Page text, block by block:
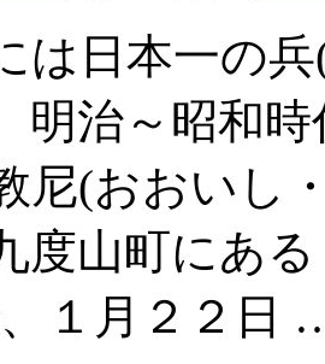
は日本一の
明治～昭和
尼(おおいし
度山町にあ
１月２２日